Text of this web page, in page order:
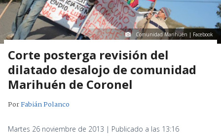
Comunidad Marihuén | Facebook
Corte posterga revisión del
dilatado desalojo de comunidad
Marihuén de Coronel
PorFabián Polanco
Martes 26 noviembre de 2013 | Publicado a las 13:16